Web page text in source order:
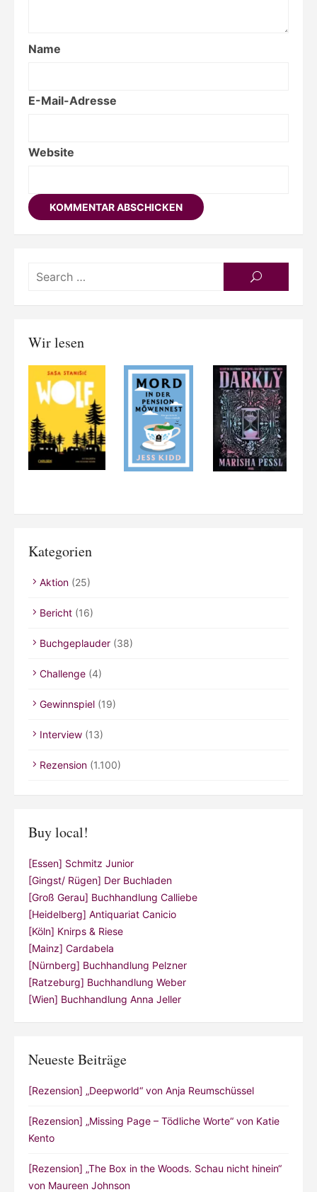
Name
E-Mail-Adresse
Website
SEARCH
Wir lesen
Kategorien
Aktion (25)
Bericht (16)
Buchgeplauder (38)
Challenge (4)
Gewinnspiel (19)
Interview (13)
Rezension (1.100)
Buy local!
[Essen] Schmitz Junior
[Gingst/ Rügen] Der Buchladen
[Groß Gerau] Buchhandlung Calliebe
[Heidelberg] Antiquariat Canicio
[Köln] Knirps & Riese
[Mainz] Cardabela
[Nürnberg] Buchhandlung Pelzner
[Ratzeburg] Buchhandlung Weber
[Wien] Buchhandlung Anna Jeller
Neueste Beiträge
[Rezension] „Deepworld“ von Anja Reumschüssel
[Rezension] „Missing Page – Tödliche Worte“ von Katie
Kento
[Rezension] „The Box in the Woods. Schau nicht hinein“
von Maureen Johnson